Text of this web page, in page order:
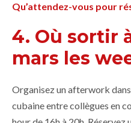
Qu’attendez-vous pour
4. Où sortir
mars les
Organisez un afterwork
cubaine entre collègues en